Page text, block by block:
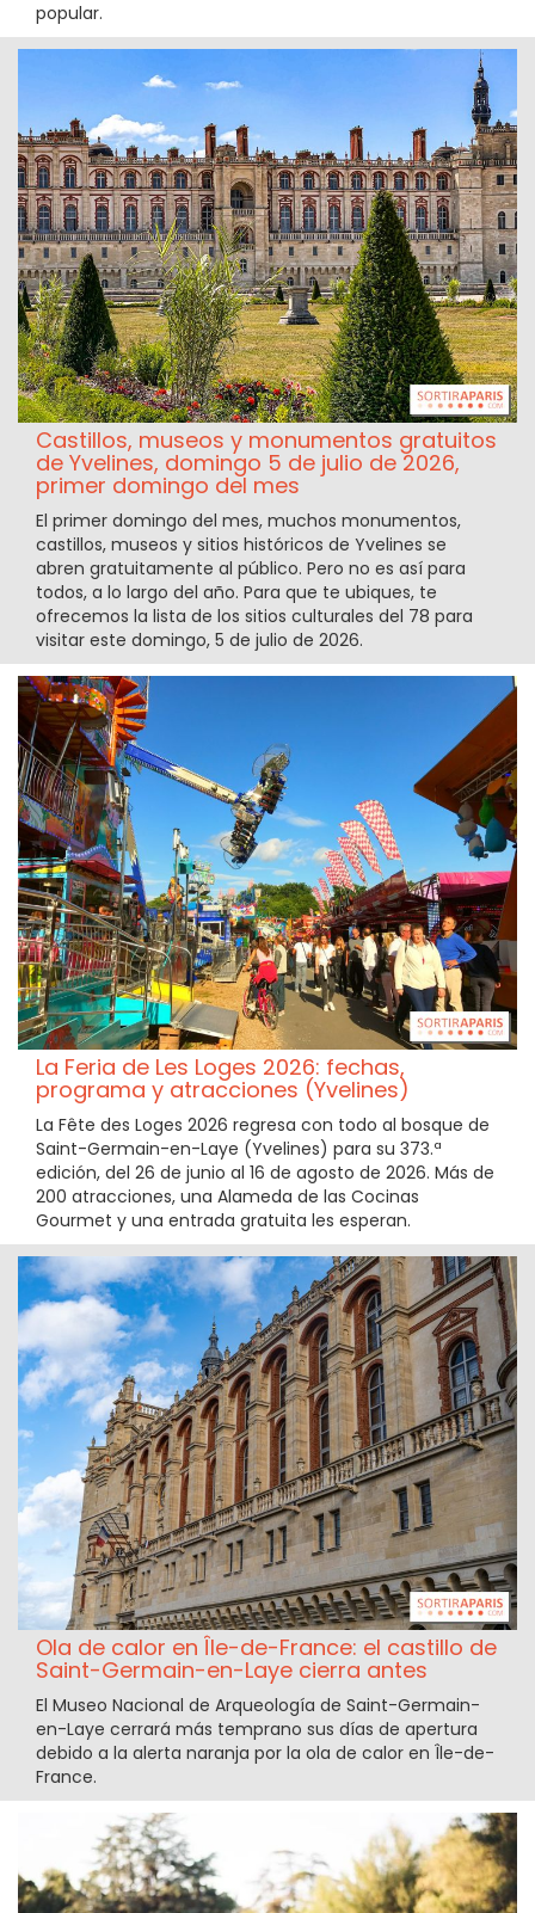
popular.
Castillos, museos y monumentos gratuitos
de Yvelines, domingo 5 de julio de 2026,
primer domingo del mes
El primer domingo del mes, muchos monumentos,
castillos, museos y sitios históricos de Yvelines se
abren gratuitamente al público. Pero no es así para
todos, a lo largo del año. Para que te ubiques, te
ofrecemos la lista de los sitios culturales del 78 para
visitar este domingo, 5 de julio de 2026.
La Feria de Les Loges 2026: fechas,
programa y atracciones (Yvelines)
La Fête des Loges 2026 regresa con todo al bosque de
Saint-Germain-en-Laye (Yvelines) para su 373.ª
edición, del 26 de junio al 16 de agosto de 2026. Más de
200 atracciones, una Alameda de las Cocinas
Gourmet y una entrada gratuita les esperan.
Ola de calor en Île-de-France: el castillo de
Saint-Germain-en-Laye cierra antes
El Museo Nacional de Arqueología de Saint-Germain-
en-Laye cerrará más temprano sus días de apertura
debido a la alerta naranja por la ola de calor en Île-de-
France.